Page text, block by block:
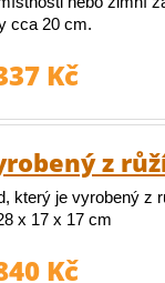
cca 20 cm.
Kč
z
který je vyrobený z
x 17 x 17 cm
Kč